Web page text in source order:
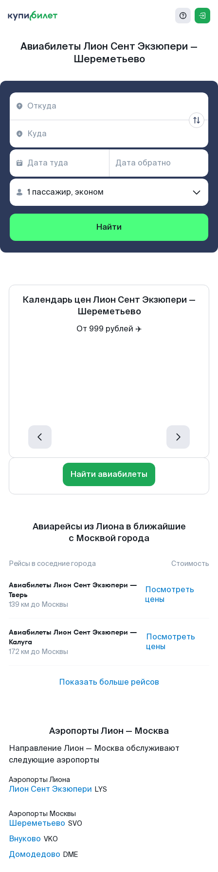
Авиабилеты Лион Сент Экзюпери —
Шереметьево
Найти
Календарь цен Лион Сент Экзюпери —
Шереметьево
От 999 рублей ✈️
Найти авиабилеты
Авиарейсы из Лиона в ближайшие
с Москвой города
Рейсы в соседние города Стоимость
Авиабилеты Лион Сент Экзюпери —
Тверь
139 км до Москвы
Посмотреть
цены
Авиабилеты Лион Сент Экзюпери —
Калуга
172 км до Москвы
Посмотреть
цены
Показать больше рейсов
Аэропорты Лион — Москва
Направление Лион — Москва обслуживают
следующие аэропорты
Аэропорты Лиона
Лион Сент Экзюпери LYS
Аэропорты Москвы
Шереметьево SVO
Внуково VKO
Домодедово DME